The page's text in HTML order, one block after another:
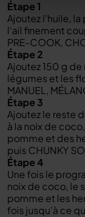
Étape 1
Ajoutez l'huile,
l'ail finement
PRE-COOK,
Étape 2
Ajoutez 150 g
légumes et les
MANUEL,
Étape 3
Ajoutez le reste
à la noix de
pomme et des
puis CHUNKY
Étape 4
Une fois le
noix de coco, le
pomme et les
fois jusqu'à ce